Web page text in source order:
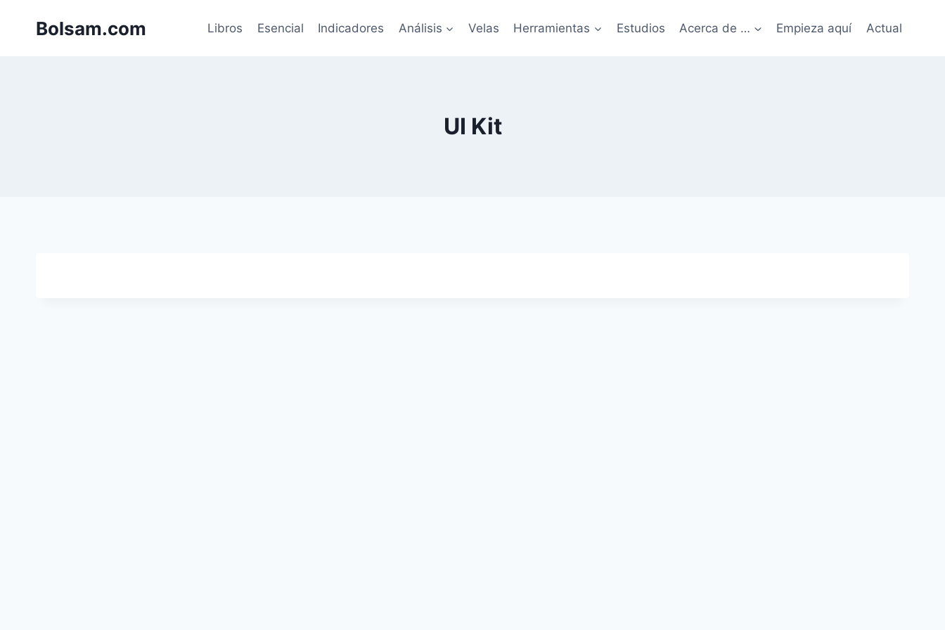
Bolsam.com Libros Esencial Indicadores Análisis Velas Herramientas Estudios Acerca de … Empieza aquí Actual
UI Kit